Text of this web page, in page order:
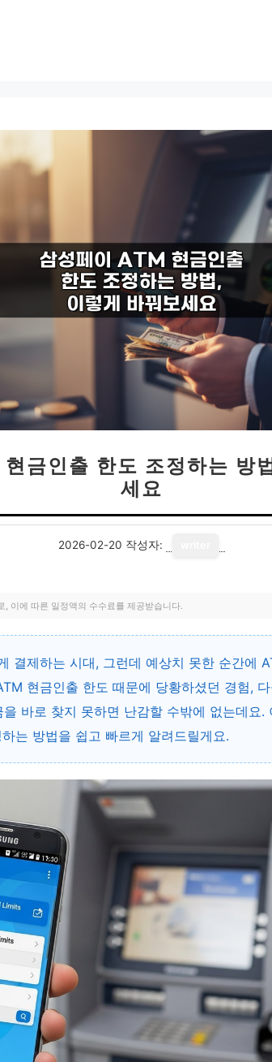
금인출 한도 조정하는 방
세요
2026-02-20 작성자:
, 이에 따른 일정액의 수수료를 제공받습니다.
결제하는 시대, 그런데 예상치 못한 순간에
현금인출 한도 때문에 당황하셨던 경험,
바로 찾지 못하면 난감할 수밖에 없는데요.
는 방법을 쉽고 빠르게 알려드릴게요.